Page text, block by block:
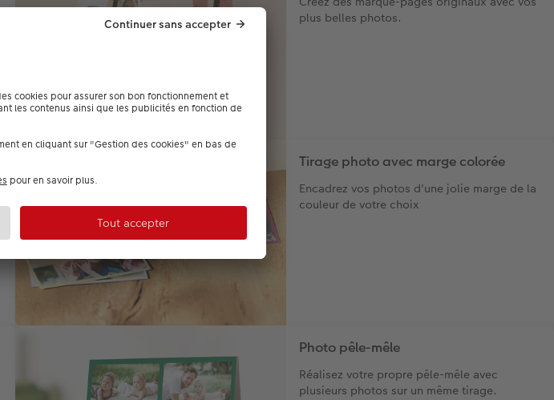
plus belles photos.
Tirage photo avec marge colorée
Encadrez vos photos d'une jolie marge de la
couleur de votre choix
Photo pêle-mêle
Réalisez votre propre pêle-mêle avec
plusieurs photos sur un même tirage.